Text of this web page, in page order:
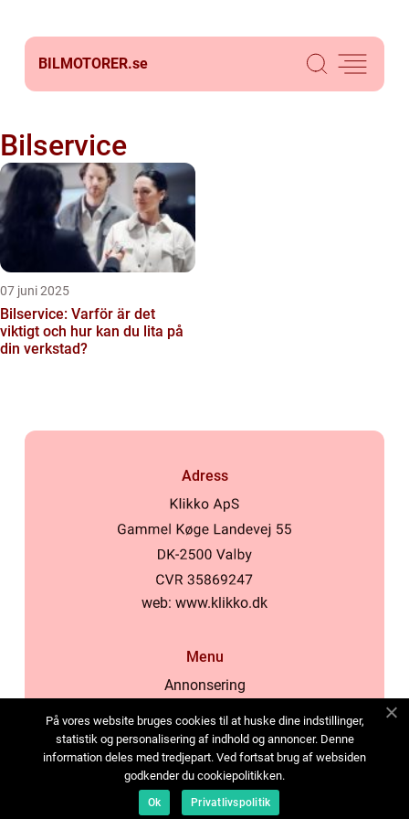
BILMOTORER.se
Bilservice
07 juni 2025
Bilservice: Varför är det
viktigt och hur kan du lita på
din verkstad?
Adress
web: www.klikko.dk
Menu
Annonsering
Cookies
Kontakta oss
Sitemap
På vores website bruges cookies til at huske dine indstillinger,
statistik og personalisering af indhold og annoncer. Denne
information deles med tredjepart. Ved fortsat brug af websiden
godkender du cookiepolitikken.
Ok Privatlivspolitik